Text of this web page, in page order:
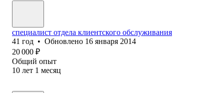
специалист отдела клиентского обслуживания
41 год • Обновлено 16 января 2014
20 000 ₽
Общий опыт
10 лет 1 месяц